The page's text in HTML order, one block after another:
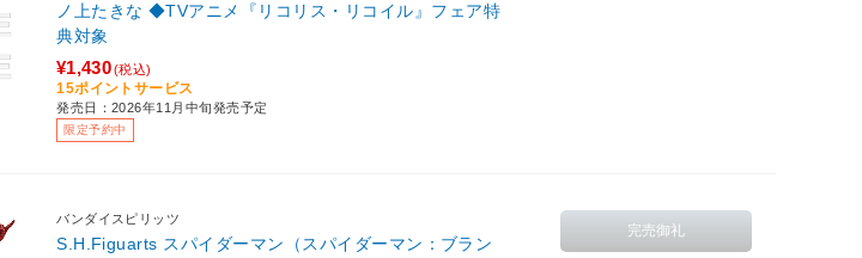
ノ上たきな ◆TVアニメ『リコリス・リコイル』フェア特
典対象
¥1,430(税込)
15ポイントサービス
発売日：2026年11月中旬発売予定
限定予約中
バンダイスピリッツ
S.H.Figuarts スパイダーマン（スパイダーマン：ブラン